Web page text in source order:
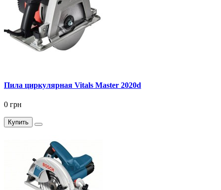
Пила циркулярная Vitals Master 2020d
0 грн
Купить